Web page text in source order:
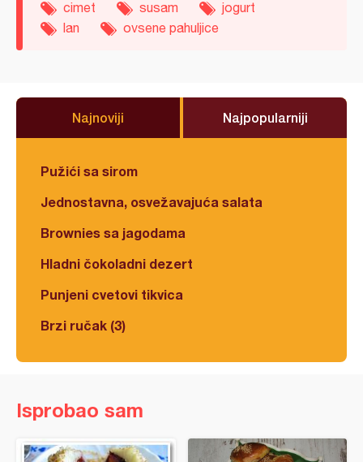
cimet susam
jogurt
lan
ovsene pahuljice
Najnoviji Najpopularniji
Pužići sa sirom
Jednostavna, osvežavajuća salata
Brownies sa jagodama
Hladni čokoladni dezert
Punjeni cvetovi tikvica
Brzi ručak (3)
Isprobao sam